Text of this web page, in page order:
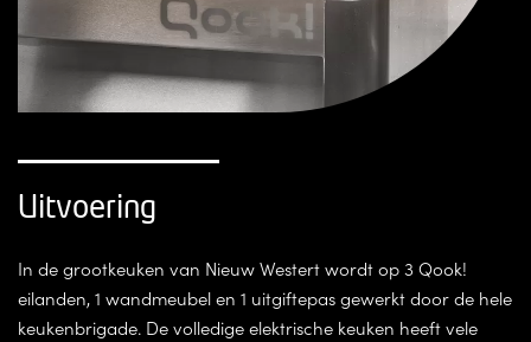
Uitvoering
In de grootkeuken van Nieuw Westert wordt op 3 Qook!
eilanden, 1 wandmeubel en 1 uitgiftepas gewerkt door de hele
keukenbrigade. De volledige elektrische keuken heeft vele